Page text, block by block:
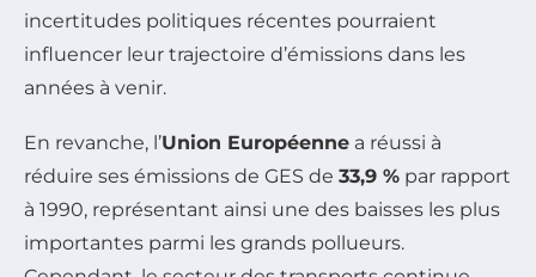
incertitudes politiques récentes pourraient
influencer leur trajectoire d’émissions dans les
années à venir.
En revanche, l’Union Européenne a réussi à
réduire ses émissions de GES de 33,9 % par rapport
à 1990, représentant ainsi une des baisses les plus
importantes parmi les grands pollueurs.